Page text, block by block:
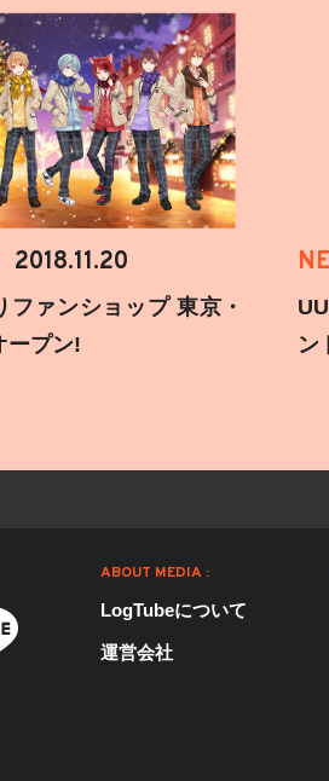
2018.11.20
ファンショップ 東京・
ープン!
ン
ABOUT MEDIA :
LogTubeについて
運営会社